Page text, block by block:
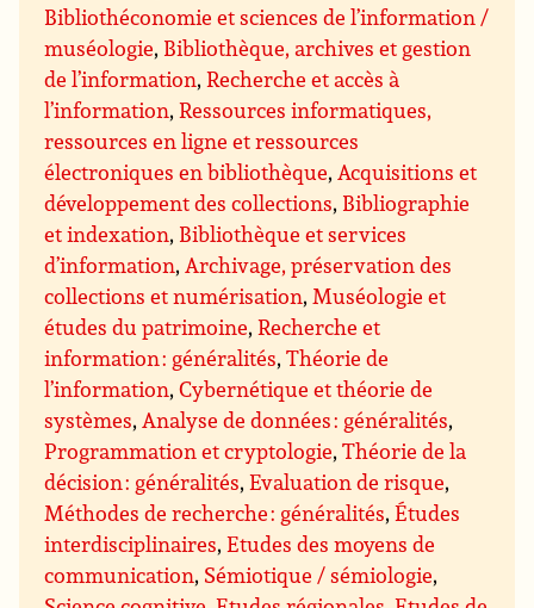
Bibliothéconomie et sciences de l’information /
muséologie, Bibliothèque, archives et gestion
de l’information,Recherche et accès à
l’information,Ressources informatiques,
ressources en ligne et ressources
électroniques en bibliothèque,Acquisitions et
développement des collections, Bibliographie
et indexation, Bibliothèque et services
d’information,Archivage, préservation des
collections et numérisation,Muséologie et
études du patrimoine,Recherche et
information : généralités,Théorie de
l’information,Cybernétique et théorie de
systèmes,Analyse de données : généralités,
Programmation et cryptologie,Théorie de la
décision : généralités,Evaluation de risque,
Méthodes de recherche : généralités,Études
interdisciplinaires,Etudes des moyens de
communication, Sémiotique / sémiologie,